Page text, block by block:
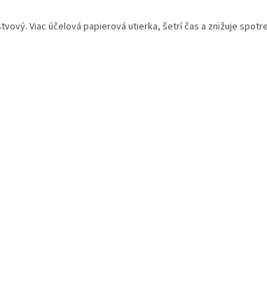
Viac účelová papierová utierka, šetrí čas a znižuje